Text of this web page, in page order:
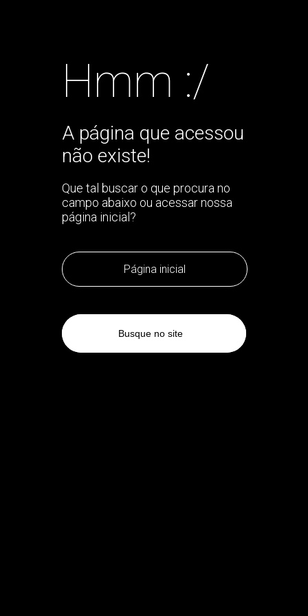
Hmm :/
A página que acessou
não existe!
Que tal buscar o que procura no
campo abaixo ou acessar nossa
página inicial?
Página inicial